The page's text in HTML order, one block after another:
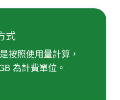
式
按照使用量計算，
為計費單位。